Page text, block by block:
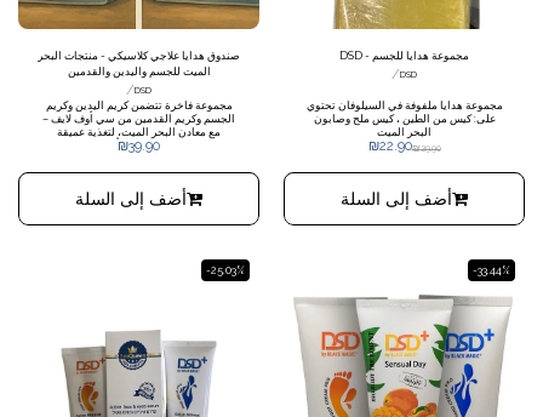
مجموعة هدايا للجسم - DSD
DSD
/
مجموعة هدايا ملفوفة في السيلوفان تحتوي
على: كيس من الطين ، كيس ملح وصابون
البحر الميت
₪29.90
₪22.90
أضف إلى السلة
صندوق هدايا علاجي كلاسيكي - منتجات البحر
الميت للجسم واليدين والقدمين
DSD
/
مجموعة فاخرة تتضمن كريم اليدين وكريم
الجسم وكريم القدمين من سي أوف لايف –
مع معادن البحر الميت، لتغذية عميقة
وترطيب ونعومة للبشرة. وتأتي المجموعة في
مناسبة بشكل خاص كهدية مفيدة ومثيرة
للإعجاب. بالإضافة إلى ذلك، تتضمن الحزمة
أقنعة الطين العلاجية والملح من سلسلة
محتويات العبوة: كريم مهدئ لليدين، كريم
₪39.90
أضف إلى السلة
-33.44%
-25.03%